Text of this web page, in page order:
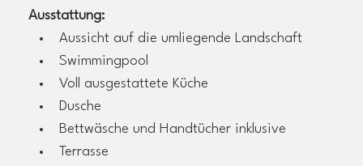
Ausstattung:
Aussicht auf die umliegende Landschaft
Swimmingpool
Voll ausgestattete Küche
Dusche
Bettwäsche und Handtücher inklusive
Terrasse